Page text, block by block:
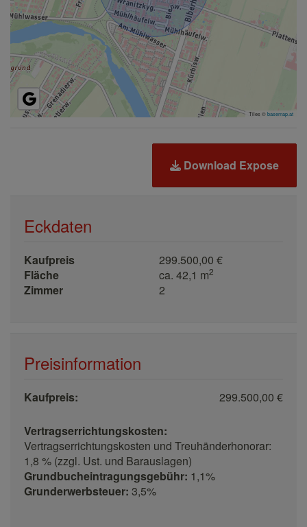
Tiles ©basemap.at
Download Expose
Eckdaten
Kaufpreis
299.500,00 €
Fläche
ca. 42,1 m2
Zimmer 2
Preisinformation
Kaufpreis: 299.500,00 €
Vertragserrichtungskosten:
Vertragserrichtungskosten und Treuhänderhonorar:
1,8 % (zzgl. Ust. und Barauslagen)
Grundbucheintragungsgebühr: 1,1%
Grunderwerbsteuer: 3,5%